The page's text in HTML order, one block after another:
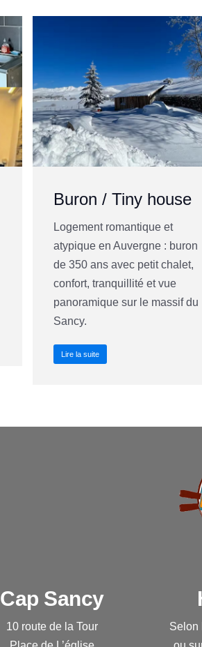
Buron / Tiny house
Logement romantique et
atypique en Auvergne : buron
de 350 ans avec petit chalet,
confort, tranquillité et vue
panoramique sur le massif du
Sancy.
Lire la suite
Cap Sancy
10 route de la Tour
Selon